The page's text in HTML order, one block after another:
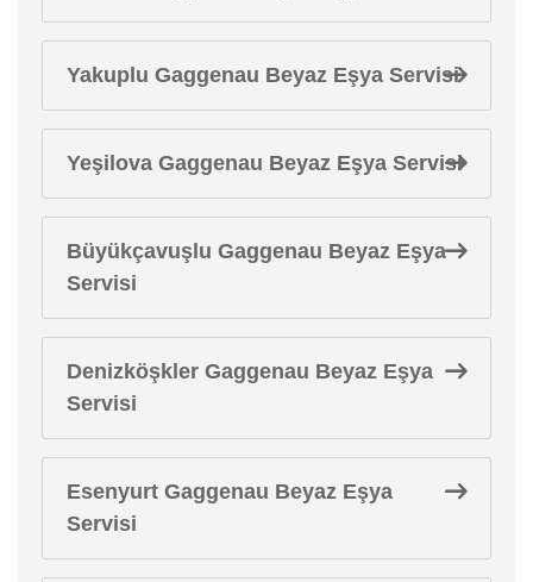
Yakuplu Gaggenau Beyaz Eşya Servisi
Yeşilova Gaggenau Beyaz Eşya Servisi
Büyükçavuşlu Gaggenau Beyaz Eşya
Servisi
Denizköşkler Gaggenau Beyaz Eşya
Servisi
Esenyurt Gaggenau Beyaz Eşya
Servisi